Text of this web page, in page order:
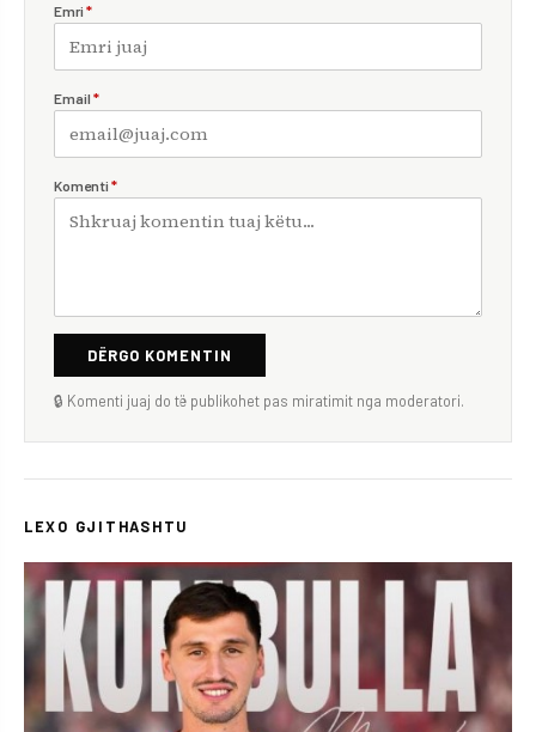
Emri *
Email *
Komenti *
DËRGO KOMENTIN
🔒 Komenti juaj do të publikohet pas miratimit nga moderatori.
LEXO GJITHASHTU